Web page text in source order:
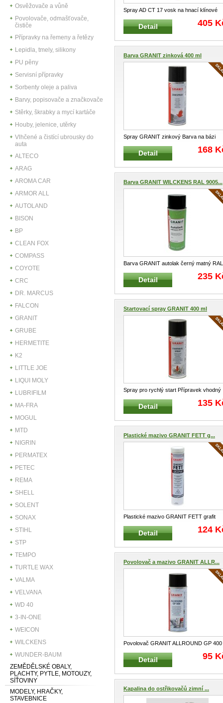
Osvěžovače a vůně
Povolovače, odmašťovače,
čističe
Přípravky na řemeny a řetězy
Lepidla, tmely, silikony
PU pěny
Servisní přípravky
Sorbenty oleje a paliva
Barvy, popisovače a značkovače
Stěrky, škrabky a mycí kartáče
Houby, jelenice, utěrky
Vlhčené a čistící ubrousky do
auta
ALTECO
ARAG
AROMA CAR
ARMOR ALL
AUTOLAND
BISON
BP
CLEAN FOX
COMPASS
COYOTE
CRC
DR. MARCUS
FALCON
GRANIT
GRUBE
HERMETITE
K2
LITTLE JOE
LIQUI MOLY
LUBRIFILM
MA-FRA
MOGUL
MTD
NIGRIN
PERMATEX
PETEC
REMA
SHELL
SOLENT
SONAX
STIHL
STP
TEMPO
TURTLE WAX
VALMA
VELVANA
WD 40
3-IN-ONE
WEICON
WILCKENS
WUNDER-BAUM
ZEMĚDĚLSKÉ OBALY,
PLACHTY, PYTLE, MOTOUZY,
SÍŤOVINY
MODELY, HRAČKY,
STAVEBNICE
Spray AD CT 17 vosk na hnací klínové
řemeny Přípravek na klínové řemeny ...
Detail 405
Barva GRANIT zinková 400 ml
Spray GRANIT zinkový Barva na bázi
zinku Nástřik zinkem chrání prot ...
Detail 168
Barva GRANIT WILCKENS RAL 9005...
Barva GRANIT autolak černý matný RAL
9005 Vhodná pro kovové, dřev ...
Detail 235
Startovací spray GRANIT 400 ml
Spray pro rychlý start Přípravek vhodný
pro starty motorů v mrazivém
...
Detail 135
Plastické mazivo GRANIT FETT g...
Plastické mazivo GRANIT FETT grafit
černé GRANIT 67110606 Víceúče...
Detail 124
Povolovač a mazivo GRANIT ALLR...
Povolovač GRANIT ALLROUND GP 400
víceúčelový Víceúčelový povolovač, č...
Detail 95
Kapalina do ostřikovačů zimní ...